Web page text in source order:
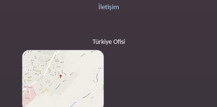
İletişim
Türkiye Ofisi